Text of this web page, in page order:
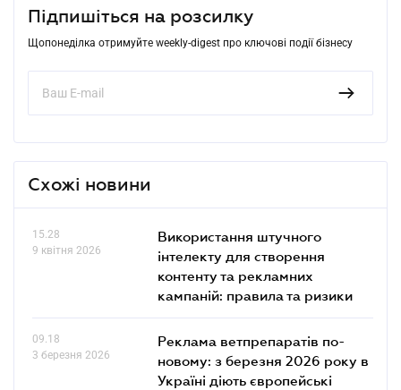
Підпишіться на розсилку
Щопонеділка отримуйте weekly-digest про ключові події бізнесу
Схожі новини
15.28
9 квітня 2026
Використання штучного
інтелекту для створення
контенту та рекламних
кампаній: правила та ризики
09.18
3 березня 2026
Реклама ветпрепаратів по-
новому: з березня 2026 року в
Україні діють європейські